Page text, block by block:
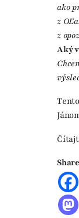
ako
z
z
Aký
Share